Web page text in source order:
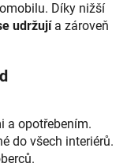
Díky nižší
udržujía zároveň
a opotřebením.
do všech interiérů.